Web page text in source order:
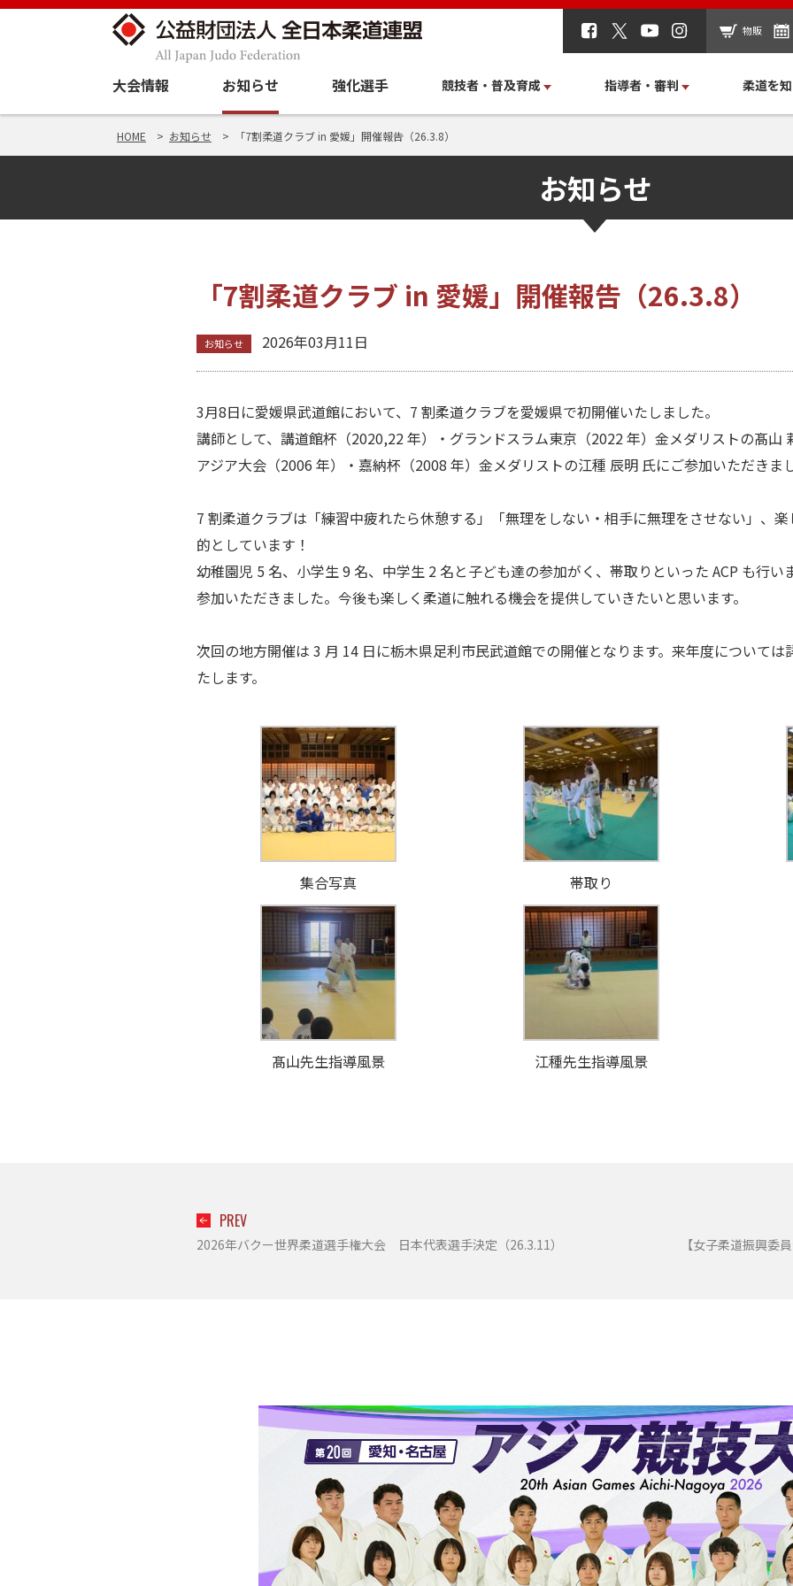
物販
大会情報 お知らせ 強化選手 競技者・普及育成 指導者・審判 柔道を
HOME お知らせ 「7割柔道クラブ in 愛媛」開催報告（26.3.8）
お知らせ
「7割柔道クラブ in 愛媛」開催報告（26.3.8）
お知らせ 2026年03月11日
3月8日に愛媛県武道館において、7 割柔道クラブを愛媛県で初開催いたしました。
講師として、講道館杯（2020,22 年）・グランドスラム東京（2022 年）金メダリストの髙山
アジア大会（2006 年）・嘉納杯（2008 年）金メダリストの江種 辰明 氏にご参加いただきま
7 割柔道クラブは「練習中疲れたら休憩する」「無理をしない・相手に無理をさせない」、
的としています！
幼稚園児 5 名、小学生 9 名、中学生 2 名と子ども達の参加がく、帯取りといった ACP も行
参加いただきました。今後も楽しく柔道に触れる機会を提供していきたいと思います。
次回の地方開催は 3 月 14 日に栃木県足利市民武道館での開催となります。来年度について
たします。
集合写真 帯取り
髙山先生指導風景 江種先生指導風景
PREV
2026年バクー世界柔道選手権大会 日本代表選手決定（26.3.11） 【女子柔道振興委